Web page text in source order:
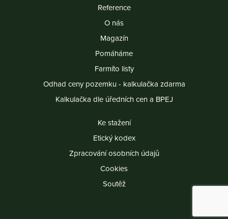
Reference
O nás
Magazín
Pomáháme
Farmíto listy
Odhad ceny pozemku - kalkulačka zdarma
Kalkulačka dle úředních cen a BPEJ
Ke stažení
Etický kodex
Zpracování osobních údajů
Cookies
Soutěž